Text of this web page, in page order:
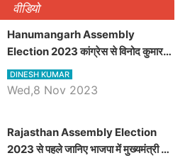
वीडियो
Hanumangarh Assembly
Election 2023 कांग्रेस से विनोद कुमार
चौधरी तो अमित चौधरी होंगे भाजपा उम्मीदवार,
जानिये हनुमानगढ़ विधानसभा सीट के ताजा
DINESH KUMAR
Wed,8 Nov 2023
Rajasthan Assembly Election
2023 से पहले जानिए भाजपा में मुख्यमंत्री का